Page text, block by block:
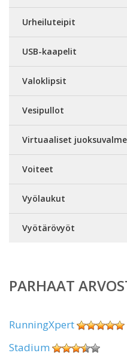
Urheiluteipit
USB-kaapelit
Valoklipsit
Vesipullot
Virtuaaliset
Voiteet
Vyölaukut
Vyötärövyöt
PARHAAT
RunningXpert
Stadium